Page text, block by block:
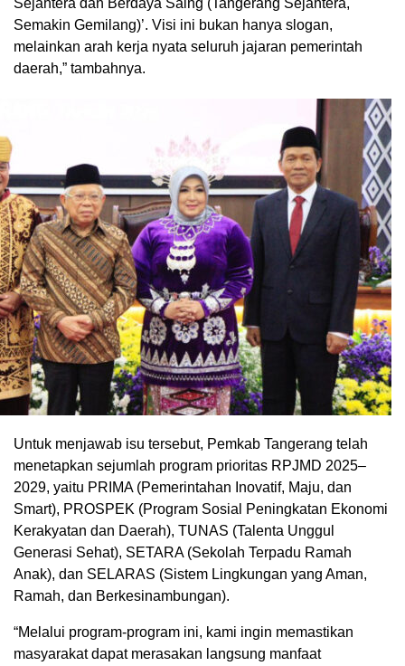
Sejahtera dan Berdaya Saing (Tangerang Sejahtera,
Semakin Gemilang)’. Visi ini bukan hanya slogan,
melainkan arah kerja nyata seluruh jajaran pemerintah
daerah,” tambahnya.
Untuk menjawab isu tersebut, Pemkab Tangerang telah
menetapkan sejumlah program prioritas RPJMD 2025–
2029, yaitu PRIMA (Pemerintahan Inovatif, Maju, dan
Smart), PROSPEK (Program Sosial Peningkatan Ekonomi
Kerakyatan dan Daerah), TUNAS (Talenta Unggul
Generasi Sehat), SETARA (Sekolah Terpadu Ramah
Anak), dan SELARAS (Sistem Lingkungan yang Aman,
Ramah, dan Berkesinambungan).
“Melalui program-program ini, kami ingin memastikan
masyarakat dapat merasakan langsung manfaat